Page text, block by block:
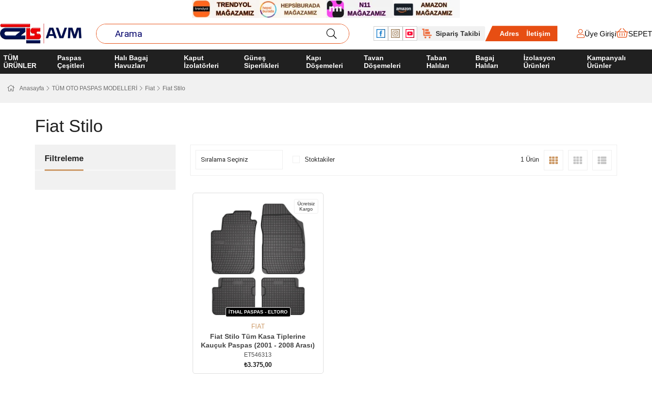
Sipariş Takibi Adres İletişim Üye Girişi SEPET
TÜM
ÜRÜNLER
Paspas
Çeşitleri
Halı Bagaj
Havuzları
Kaput
İzolatörleri
Güneş
Siperlikleri
Kapı
Döşemeleri
Tavan
Döşemeleri
Taban
Halıları
Bagaj
Halıları
İzolasyon
Ürünleri
Kampanyalı
Ürünler
Anasayfa TÜM OTO PASPAS MODELLERİ Fiat Fiat Stilo
Fiat Stilo
Filtreleme Stoktakiler 1 Ürün
İTHAL PASPAS - ELTORO
Ücretsiz
Kargo
FIAT
Fiat Stilo Tüm Kasa Tiplerine
Kauçuk Paspas (2001 - 2008 Arası)
ET546313
₺3.375,00